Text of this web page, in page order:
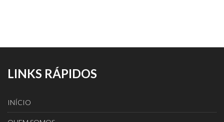
LINKS RÁPIDOS
INÍCIO